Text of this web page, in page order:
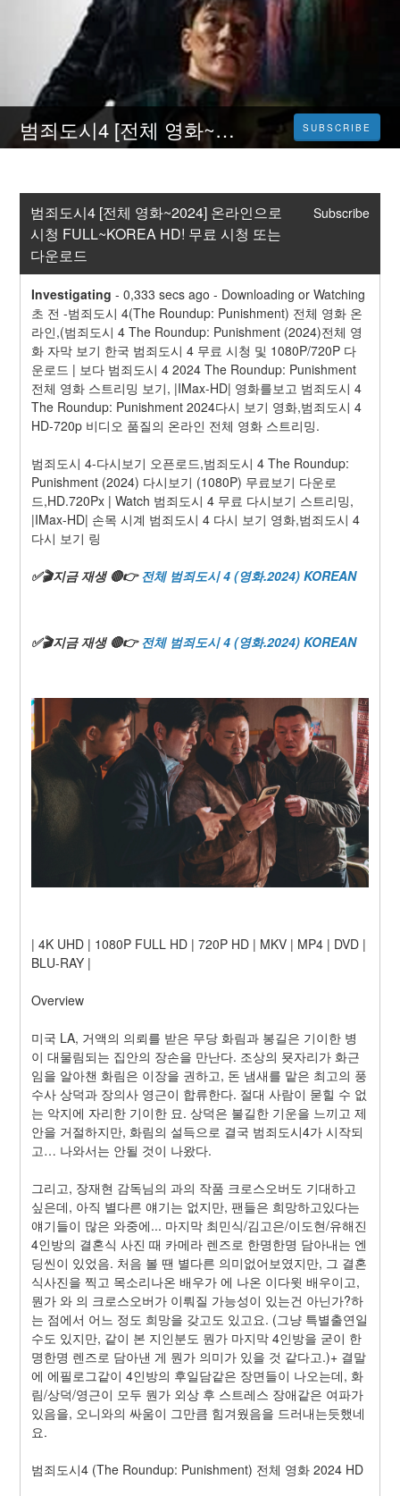
범죄도시4 [전체 영화~2024] 온라인으로 시청 FULL~KOREA HD! 무료 시청 또는 다운로드 SUBSCRIBE
범죄도시4 [전체 영화~2024] 온라인으로
시청 FULL~KOREA HD! 무료 시청 또는
다운로드
Subscribe
Investigating -0,333 secs ago - Downloading or Watching
초 전 -범죄도시 4(The Roundup: Punishment) 전체 영화 온
라인,(범죄도시 4 The Roundup: Punishment (2024)전체 영
화 자막 보기 한국 범죄도시 4 무료 시청 및 1080P/720P 다
운로드 | 보다 범죄도시 4 2024 The Roundup: Punishment
전체 영화 스트리밍 보기, |IMax-HD| 영화를보고 범죄도시 4
The Roundup: Punishment 2024다시 보기 영화,범죄도시 4
HD-720p 비디오 품질의 온라인 전체 영화 스트리밍.
범죄도시 4-다시보기 오픈로드,범죄도시 4 The Roundup:
Punishment (2024) 다시보기 (1080P) 무료보기 다운로
드,HD.720Px | Watch 범죄도시 4 무료 다시보기 스트리밍,
|IMax-HD| 손목 시계 범죄도시 4 다시 보기 영화,범죄도시 4
다시 보기 링
✅🎬지금 재생 🔴️👉 전체 범죄도시 4 (영화.2024) KOREAN
✅🎬지금 재생 🔴️👉 전체 범죄도시 4 (영화.2024) KOREAN
| 4K UHD | 1080P FULL HD | 720P HD | MKV | MP4 | DVD |
BLU-RAY |
Overview
미국 LA, 거액의 의뢰를 받은 무당 화림과 봉길은 기이한 병
이 대물림되는 집안의 장손을 만난다. 조상의 묫자리가 화근
임을 알아챈 화림은 이장을 권하고, 돈 냄새를 맡은 최고의 풍
수사 상덕과 장의사 영근이 합류한다. 절대 사람이 묻힐 수 없
는 악지에 자리한 기이한 묘. 상덕은 불길한 기운을 느끼고 제
안을 거절하지만, 화림의 설득으로 결국 범죄도시4가 시작되
고… 나와서는 안될 것이 나왔다.
그리고, 장재현 감독님의 과의 작품 크로스오버도 기대하고
싶은데, 아직 별다른 얘기는 없지만, 팬들은 희망하고있다는
얘기들이 많은 와중에... 마지막 최민식/김고은/이도현/유해진
4인방의 결혼식 사진 때 카메라 렌즈로 한명한명 담아내는 엔
딩씬이 있었음. 처음 볼 땐 별다른 의미없어보였지만, 그 결혼
식사진을 찍고 목소리나온 배우가 에 나온 이다윗 배우이고,
뭔가 와 의 크로스오버가 이뤄질 가능성이 있는건 아닌가?하
는 점에서 어느 정도 희망을 갖고도 있고요. (그냥 특별출연일
수도 있지만, 같이 본 지인분도 뭔가 마지막 4인방을 굳이 한
명한명 렌즈로 담아낸 게 뭔가 의미가 있을 것 같다고.)+ 결말
에 에필로그같이 4인방의 후일담같은 장면들이 나오는데, 화
림/상덕/영근이 모두 뭔가 외상 후 스트레스 장애같은 여파가
있음을, 오니와의 싸움이 그만큼 힘겨웠음을 드러내는듯했네
요.
범죄도시4 (The Roundup: Punishment) 전체 영화 2024 HD